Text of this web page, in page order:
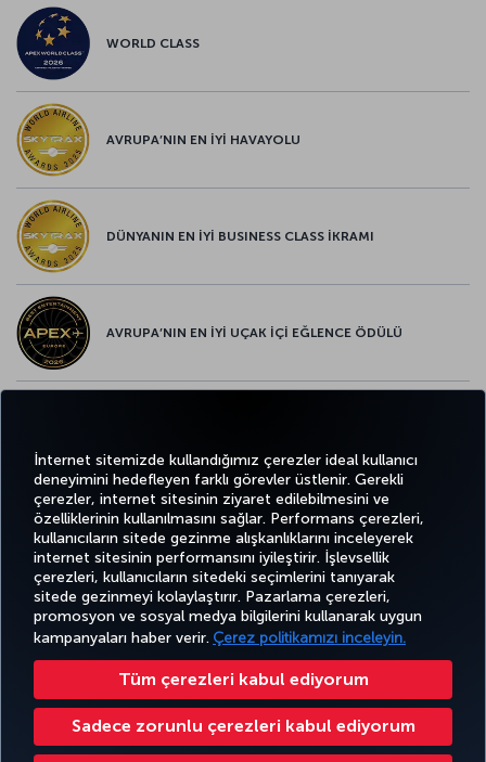
İnternet sitemizde kullandığımız çerezler ideal kullanıcı
deneyimini hedefleyen farklı görevler üstlenir. Gerekli
çerezler, internet sitesinin ziyaret edilebilmesini ve
özelliklerinin kullanılmasını sağlar. Performans çerezleri,
kullanıcıların sitede gezinme alışkanlıklarını inceleyerek
internet sitesinin performansını iyileştirir. İşlevsellik
çerezleri, kullanıcıların sitedeki seçimlerini tanıyarak
sitede gezinmeyi kolaylaştırır. Pazarlama çerezleri,
promosyon ve sosyal medya bilgilerini kullanarak uygun
kampanyaları haber verir. Çerez politikamızı inceleyin.
Tüm çerezleri kabul ediyorum
Sadece zorunlu çerezleri kabul ediyorum
WORLD CLASS
AVRUPA’NIN EN İYİ HAVAYOLU
DÜNYANIN EN İYİ BUSINESS CLASS İKRAMI
AVRUPA’NIN EN İYİ UÇAK İÇİ EĞLENCE ÖDÜLÜ
TwitterFacebook
Instagram
YoutubeLinkedIn
TiktokBlogPinterest
BİLET
AL VE
YÖNET
DENEYİM
FIRSATLAR
VE UÇUŞ
NOKTALARI
YARDIM MILES&SMILES
Bilgi Toplumu Hizmetleri Erişilebilirlik Gizlilik ve Çerez Politikası Yasal Uyarı Yolcu Hakları
Çerez Ayarlarını Değiştir